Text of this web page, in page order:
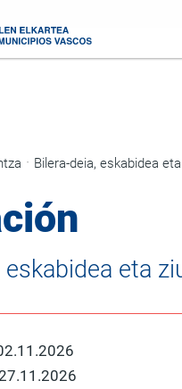
Bilera-deia, eskabidea
eskabidea eta